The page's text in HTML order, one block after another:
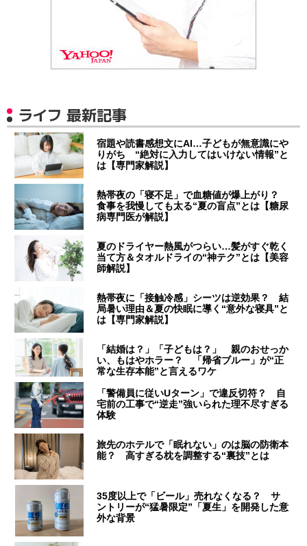
ライフ 最新記事
宿題や読書感想文にAI…子どもが無意識にや
りがち “絶対に入力してはいけない情報”と
は【専門家解説】
熱帯夜の「寝不足」で血糖値が爆上がり？
食事を我慢しても太る“夏の盲点”とは【糖尿
病専門医が解説】
夏のドライヤー熱風がつらい…髪がすぐ乾く
当て方＆タオルドライの“神テク”とは【美容
師解説】
熱帯夜に「接触冷感」シーツは逆効果？ 結
局暑い理由＆夏の快眠に導く“意外な寝具”と
は【専門家解説】
「結婚は？」「子どもは？」 親のおせっか
い、もはやホラー？ 「帰省ブルー」が“正
常な生存本能”と言えるワケ
「警備員に従いUターン」で違反切符？ 自
宅前の工事で“逆走”強いられた理不尽すぎる
体験
旅先のホテルで「眠れない」のは脳の防衛本
能？ 高すぎる枕を調整する“裏技”とは
35度以上で「ビール」売れなくなる？ サ
ントリーが“猛暑限定”「夏生」を開発した意
外な背景